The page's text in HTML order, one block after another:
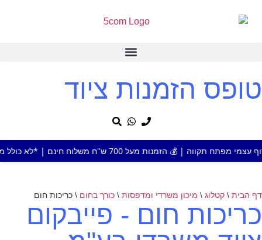
טופס הזמנות ציוד
מעל 700 ש"ח משלוח חינם | *לא כולל מוצר או אזור חריג
דף הבית \ קטלוג \ מיכון משרדי ומדפסות \ כורך בחום \ כריכות חום
כריכות חום - פייבקום